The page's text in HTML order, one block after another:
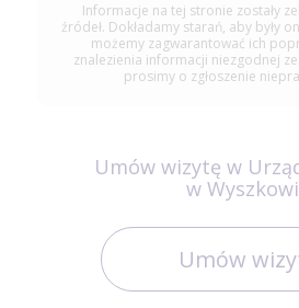
Informacje na tej stronie zostały
źródeł. Dokładamy starań, aby były
możemy zagwarantować ich
znalezienia informacji niezgodnej
prosimy o zgłoszenie
Umów wizytę w
w
Umów